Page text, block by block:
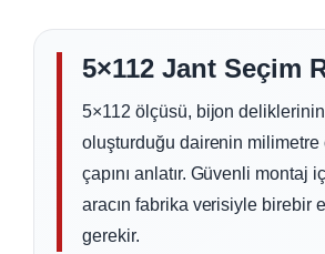
5×112 Jant Seçim
5×112 ölçüsü, bijon deliklerinin
oluşturduğu dairenin milimetre
çapını anlatır. Güvenli montaj
aracın fabrika verisiyle birebir
gerekir.